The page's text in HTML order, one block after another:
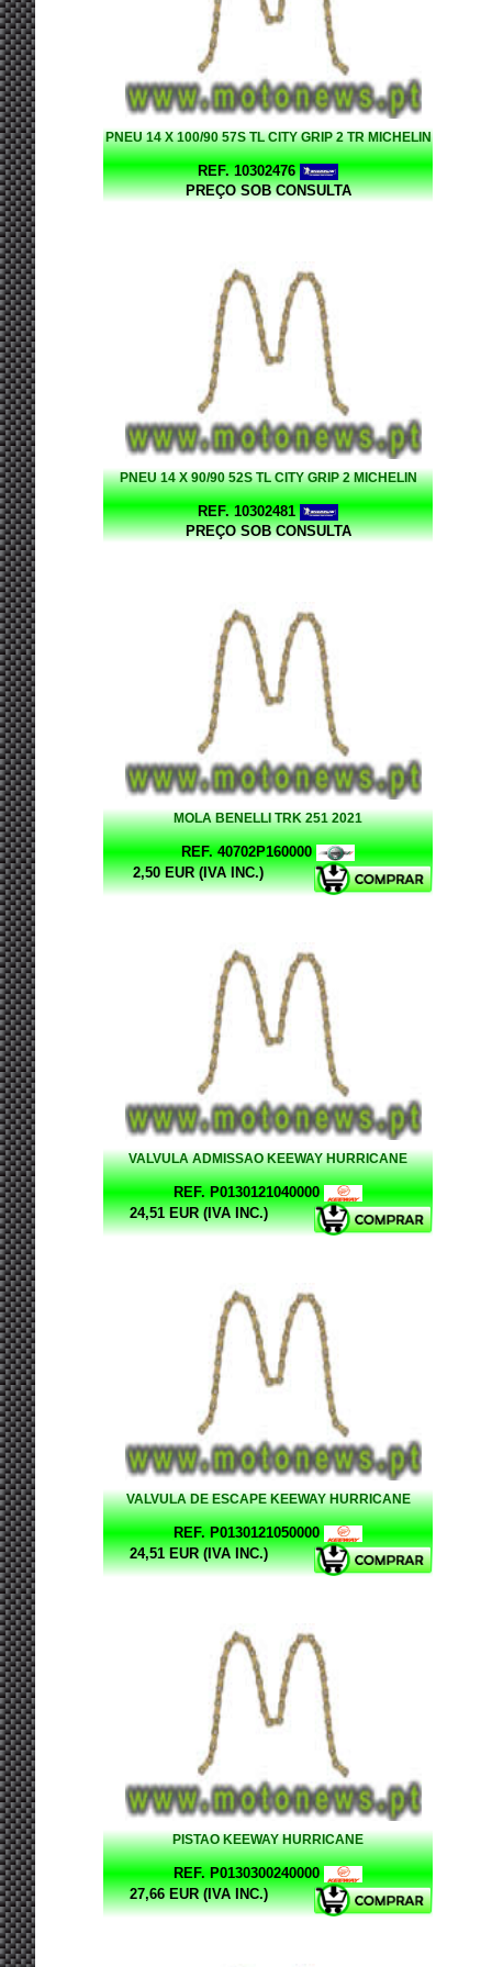
PNEU 14 X 100/90 57S TL CITY GRIP 2 TR MICHELIN
REF. 10302476
PREÇO SOB CONSULTA
PNEU 14 X 90/90 52S TL CITY GRIP 2 MICHELIN
REF. 10302481
PREÇO SOB CONSULTA
MOLA BENELLI TRK 251 2021
REF. 40702P160000
2,50 EUR (IVA INC.)
VALVULA ADMISSAO KEEWAY HURRICANE
REF. P0130121040000
24,51 EUR (IVA INC.)
VALVULA DE ESCAPE KEEWAY HURRICANE
REF. P0130121050000
24,51 EUR (IVA INC.)
PISTAO KEEWAY HURRICANE
REF. P0130300240000
27,66 EUR (IVA INC.)